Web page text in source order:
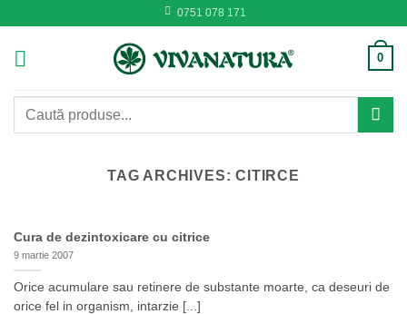
content
0751 078 171
0
Caută
TAG ARCHIVES:CITIRCE
Cura de dezintoxicare cu citrice
9 martie 2007
Orice acumulare sau retinere de substante moarte, ca deseuri de
orice fel in organism, intarzie [...]